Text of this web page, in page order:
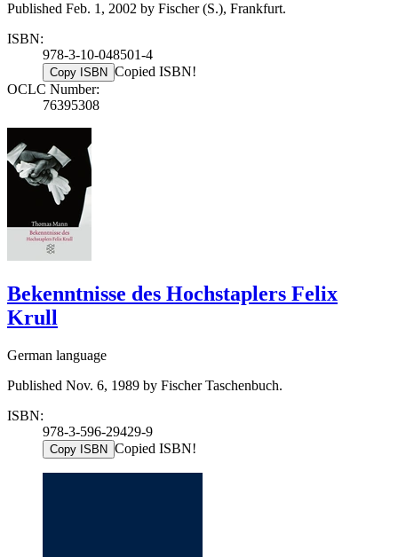
Published Feb. 1, 2002 by Fischer (S.), Frankfurt.
ISBN:
978-3-10-048501-4
Copy ISBN Copied ISBN!
OCLC Number:
76395308
Bekenntnisse des Hochstaplers Felix
Krull
German language
Published Nov. 6, 1989 by Fischer Taschenbuch.
ISBN:
978-3-596-29429-9
Copy ISBN Copied ISBN!